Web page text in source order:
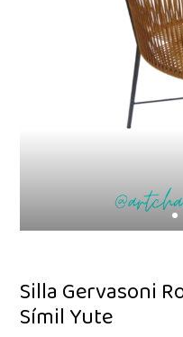
Silla Gervasoni
Símil Yute